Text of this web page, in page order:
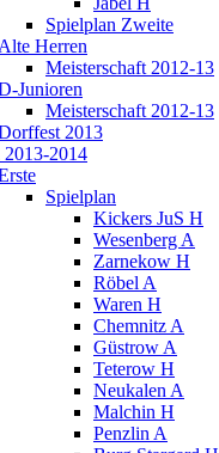
Spielplan Zweite
Herren
Meisterschaft 2012-13
Junioren
Meisterschaft 2012-13
2013
2013-2014
Spielplan
Kickers JuS H
Wesenberg A
Zarnekow H
Röbel A
Waren H
Chemnitz A
Güstrow A
Teterow H
Neukalen A
Malchin H
Penzlin A